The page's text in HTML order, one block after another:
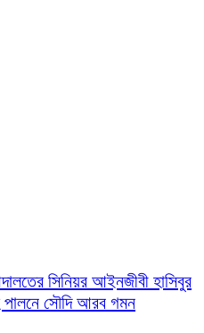
সিনিয়র আইনজীবী হাসিবুর
পালনে সৌদি আরব গমন